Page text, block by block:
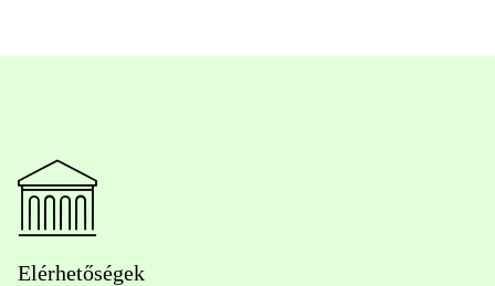
Elérhetőségek